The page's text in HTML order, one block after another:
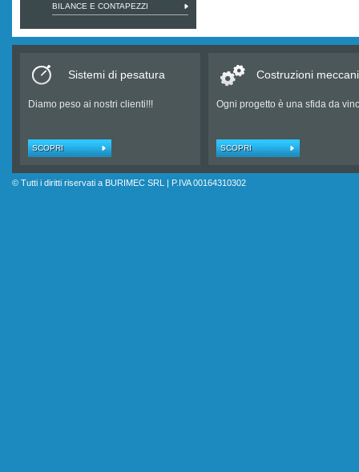
BILANCE E CONTAPEZZI
SCOPRI
Sistemi di pesatura
Diamo peso ai nostri clienti!!!
SCOPRI
Costruzioni
Ogni progetto è una sfida da
© Tutti i diritti riservati a BURIMEC SRL | P.IVA 00164310302